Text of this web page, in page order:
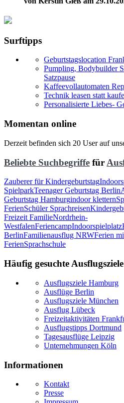
Surftipps
Geburtstagslocation
Pumpling, Bodybuilder
Satzpause
Kaffeevollautomaten
Technik leasen statt
Personalisierte Liebes-
Momentan online
Derzeit befinden sich 20 User auf
Beliebte Suchbegriffe für
Zauberer für Kindergeburtstag
SpielparkTeenager Geburtstag Berlin
Geburtstag Hamburgindoor klettern
FerienSchüler Sprachreisen
Freizeit FamilieNordrhein-
WestfalenFeriencampIndoorspielplatz
BerlinFamilienausflug NRWFerien
FerienSprachschule
Häufig gesuchte Ausflugsziele
Ausflugsziele Hamburg
Ausflüge Berlin
Ausflugsziele München
Ausflug Lübeck
Freizeitaktivitäten
Ausflugstipps Dortmund
Tagesausflüge Leipzig
Unternehmungen Köln
Informationen
Kontakt
Presse